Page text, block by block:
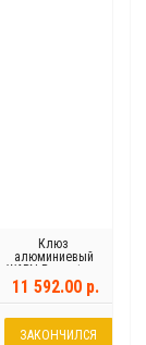
Клюз
алюминиевый
WARN Provantage
2500-3500
11 592.00 р.
ЗАКОНЧИЛСЯ